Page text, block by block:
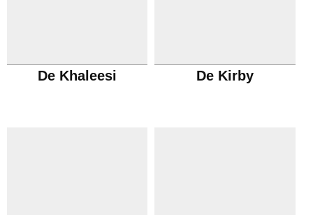
De Khaleesi De Kirby